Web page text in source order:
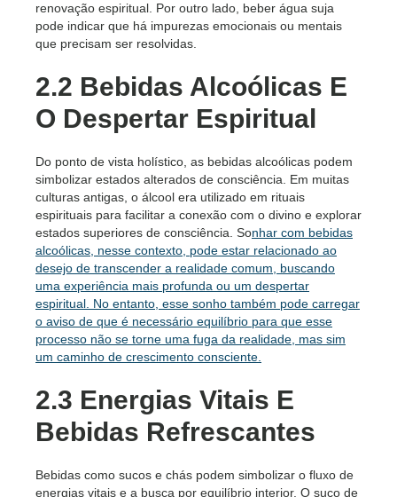
renovação espiritual. Por outro lado, beber água suja
pode indicar que há impurezas emocionais ou mentais
que precisam ser resolvidas.
2.2 Bebidas Alcoólicas E
O Despertar Espiritual
Do ponto de vista holístico, as bebidas alcoólicas podem
simbolizar estados alterados de consciência. Em muitas
culturas antigas, o álcool era utilizado em rituais
espirituais para facilitar a conexão com o divino e explorar
estados superiores de consciência. Sonhar com bebidas
alcoólicas, nesse contexto, pode estar relacionado ao
desejo de transcender a realidade comum, buscando
uma experiência mais profunda ou um despertar
espiritual. No entanto, esse sonho também pode carregar
o aviso de que é necessário equilíbrio para que esse
processo não se torne uma fuga da realidade, mas sim
um caminho de crescimento consciente.
2.3 Energias Vitais E
Bebidas Refrescantes
Bebidas como sucos e chás podem simbolizar o fluxo de
energias vitais e a busca por equilíbrio interior. O suco de